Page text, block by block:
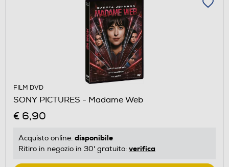
FILM DVD
SONY PICTURES - Madame Web
€ 6,90
Acquisto online: disponibile
Ritiro in negozio in 30' gratuito: verifica